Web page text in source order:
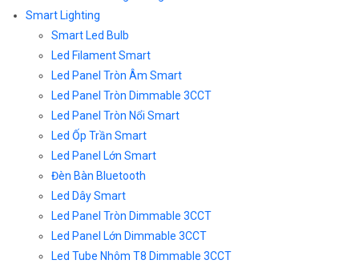
Smart Lighting
Smart Led Bulb
Led Filament Smart
Led Panel Tròn Âm Smart
Led Panel Tròn Dimmable 3CCT
Led Panel Tròn Nổi Smart
Led Ốp Trần Smart
Led Panel Lớn Smart
Đèn Bàn Bluetooth
Led Dây Smart
Led Panel Tròn Dimmable 3CCT
Led Panel Lớn Dimmable 3CCT
Led Tube Nhôm T8 Dimmable 3CCT